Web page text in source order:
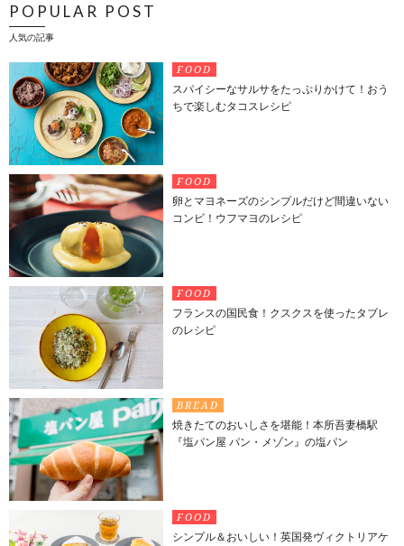
POPULAR POST
人気の記事
FOOD
スパイシーなサルサをたっぷりかけて！おう
ちで楽しむタコスレシピ
FOOD
卵とマヨネーズのシンプルだけど間違いない
コンビ！ウフマヨのレシピ
FOOD
フランスの国民食！クスクスを使ったタブレ
のレシピ
BREAD
焼きたてのおいしさを堪能！本所吾妻橋駅
『塩パン屋 パン・メゾン』の塩パン
FOOD
シンプル＆おいしい！英国発ヴィクトリアケ